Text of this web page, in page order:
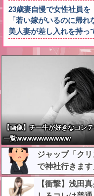
23歳妻自慢で女性社員を
「若い嫁がいるのに帰
美人妻が差し入れを持っ
【画像】チー牛が好きなコン
一覧wwwwwwwwwww
ジャップ「ク
で神社行きま
【衝撃】浅田